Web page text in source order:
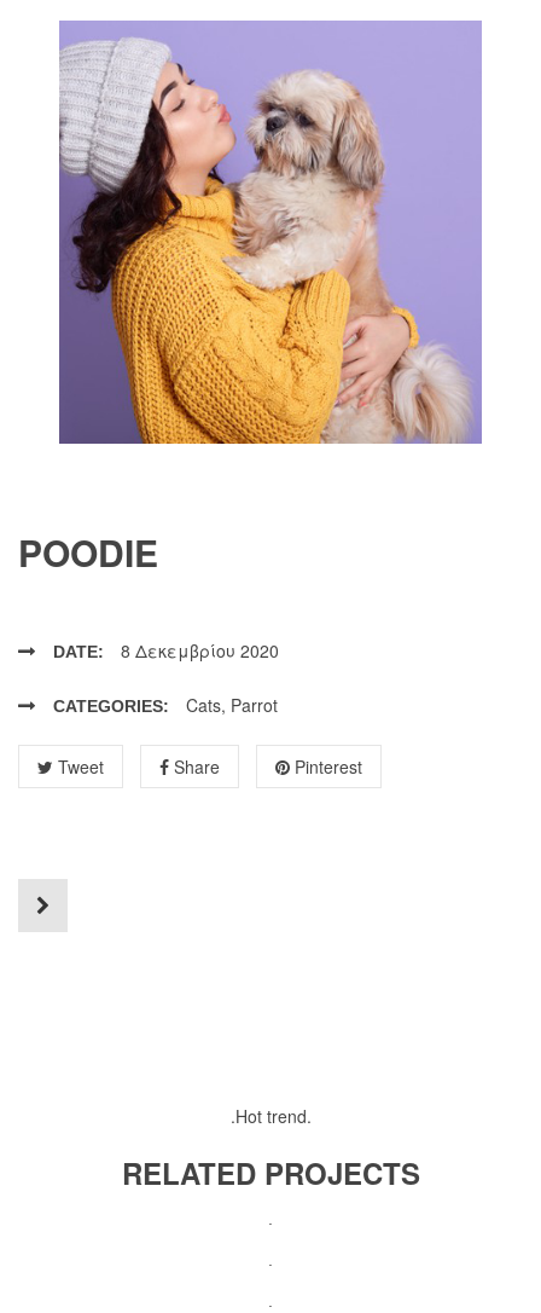
POODIE
DATE: 8 Δεκεμβρίου 2020
CATEGORIES: Cats, Parrot
Tweet Share Pinterest
.Hot trend.
RELATED PROJECTS